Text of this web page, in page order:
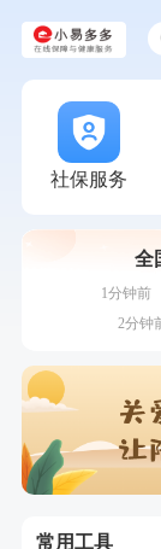
社保服务
全
7分钟前
7分钟前
侯**
1分钟前
1分钟前
2分钟
4分钟前
4分钟前
李**
6分
7分钟前
侯**
常用工具